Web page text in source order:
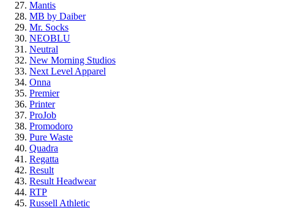
Mantis
MB by Daiber
Mr. Socks
NEOBLU
Neutral
New Morning Studios
Next Level Apparel
Onna
Premier
Printer
ProJob
Promodoro
Pure Waste
Quadra
Regatta
Result
Result Headwear
RTP
Russell Athletic